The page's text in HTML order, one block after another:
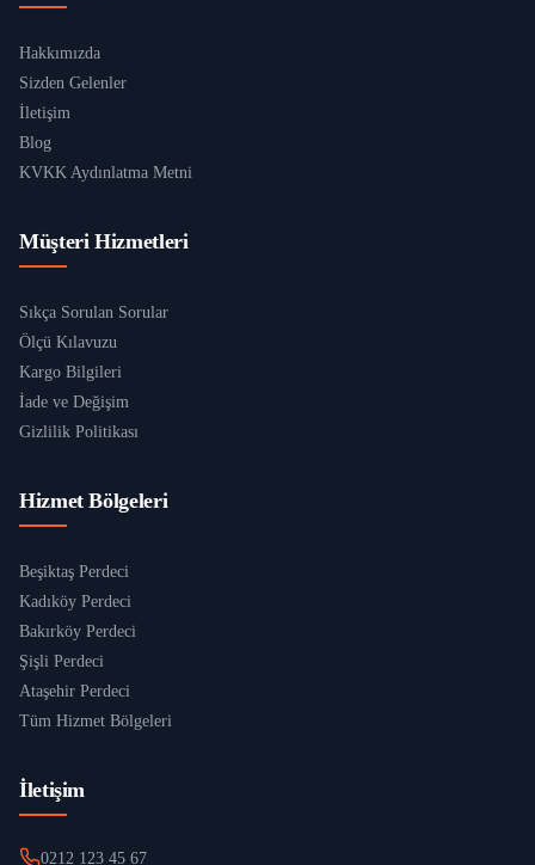
Hakkımızda
Sizden Gelenler
İletişim
Blog
KVKK Aydınlatma Metni
Müşteri Hizmetleri
Sıkça Sorulan Sorular
Ölçü Kılavuzu
Kargo Bilgileri
İade ve Değişim
Gizlilik Politikası
Hizmet Bölgeleri
Beşiktaş Perdeci
Kadıköy Perdeci
Bakırköy Perdeci
Şişli Perdeci
Ataşehir Perdeci
Tüm Hizmet Bölgeleri
İletişim
0212 123 45 67